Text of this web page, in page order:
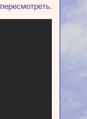
пересмотреть.